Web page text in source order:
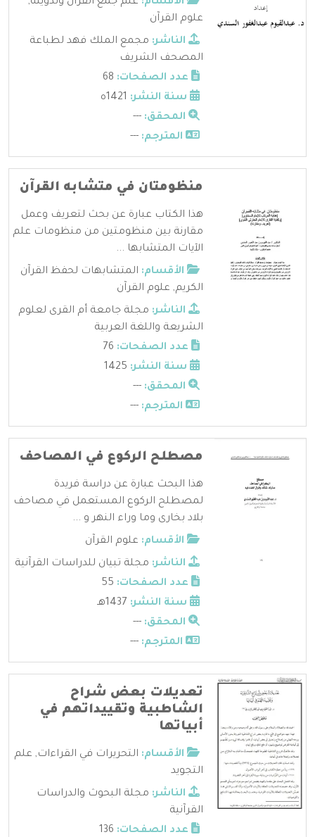
علوم القرآن
الناشر: مجمع الملك فهد لطباعة
المصحف الشريف
عدد الصفحات:
سنة النشر:
المحقق: ---
المترجم: ---
منظومتان في متشابه القرآن
هذا الكتاب عبارة عن بحث لتعريف وعمل
مقارنة بين منظومتين من منظومات علم
الآيات المتشابها ...
الأقسام: المتشابهات لحفظ القرآن
الكريم, علوم القرآن
الناشر: مجلة جامعة أم القرى لعلوم
الشريعة واللغة العربية
عدد الصفحات:
سنة النشر:
المحقق: ---
المترجم: ---
مصطلح الركوع في المصاحف
هذا البحث عبارة عن دراسة فريدة
لمصطلح الركوع المستعمل في مصاحف
بلاد بخارى وما وراء النهر و ...
الأقسام: علوم القرآن
الناشر: مجلة تبيان للدراسات القرآنية
عدد الصفحات:
سنة النشر:
المحقق: ---
المترجم: ---
تعديلات بعض شراح
الشاطبية وتقييداتهم في
أبياتها
الأقسام: التحريرات في القراءات, علم
التجويد
الناشر: مجلة البحوث والدراسات
القرآنية
عدد الصفحات: